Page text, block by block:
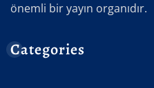
önemli bir yayın organıdır.
Categories